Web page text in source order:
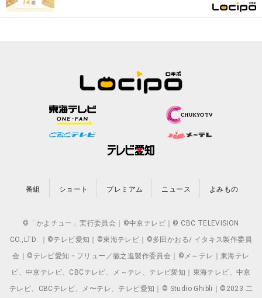
番組 ショート プレミアム ニュース よみもの
©「かよチュー」実行委員会｜©中京テレビ｜© CBC TELEVISION
CO.,LTD. ｜©テレビ愛知｜©東海テレビ｜©多田かおる/ イタキス製作委員
会｜©テレビ愛知・フリュー／徹之進製作委員会｜©メ～テレ｜東海テレ
ビ、中京テレビ、CBCテレビ、メ～テレ、テレビ愛知｜東海テレビ、中京
テレビ、CBCテレビ、メ〜テレ、テレビ愛知｜© Studio Ghibli｜©2023 二